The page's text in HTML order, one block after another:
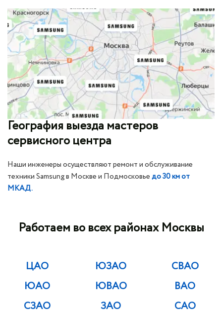
География выезда мастеров
сервисного центра
Наши инженеры осуществляют ремонт и обслуживание
техники Samsung в Москве и Подмосковьедо 30 км от
МКАД.
Работаем во всех районах Москвы
ЦАО ЮЗАО
СВАО
ЮАО
ЮВАО
ВАО
СЗАО
ЗАО САО